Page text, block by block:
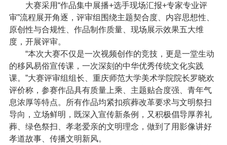
大赛采用“作品集中展播+选手现场汇报+专家专业评
审”流程展开角逐，评审组围绕主题契合度、内容思想性、
原创性与合规性、作品制作质量、现场展示效果五大维
度，开展评审。
“本次大赛不仅是一次视频创作的竞技，更是一堂生动
的移风易俗宣传课，一次深刻的中华优秀传统文化实践
课。”大赛评审组组长、重庆师范大学美术学院院长罗晓欢
评价称，参赛作品具有质量上乘、主题贴合度强、青年气
息浓厚等特点。所有作品均紧扣殡葬改革要求与文明祭扫
导向，立场鲜明，既深入宣传新条例，又积极倡导厚养礼
葬、绿色祭扫、孝老爱亲的文明理念，做到了用影像讲好
孝道故事、传播文明新风。